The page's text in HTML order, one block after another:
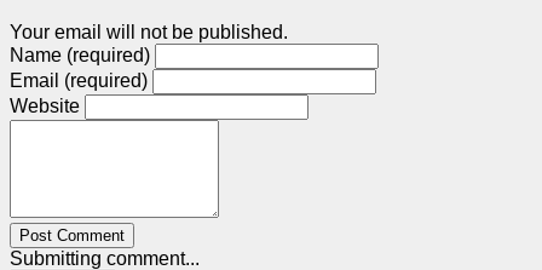
Your email will not be published.
Name (required)
Email (required)
Website
Post Comment
Submitting comment...